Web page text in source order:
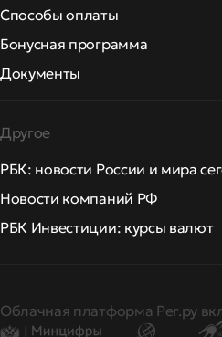
Способы оплаты
Бонусная программа
Документы
Другое
РБК: новости России и мира
Новости компаний РФ
РБК Инвестиции: курсы валют
Облачная платформа Рег.ру